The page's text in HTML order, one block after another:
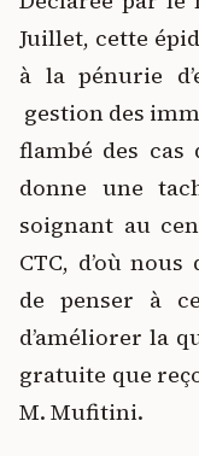
Juillet, cette
à la pénurie
gestion des
flambé des
donne une
soignant au
CTC, d’où
de penser à
d’améliorer la
gratuite que
M. Mufitini.